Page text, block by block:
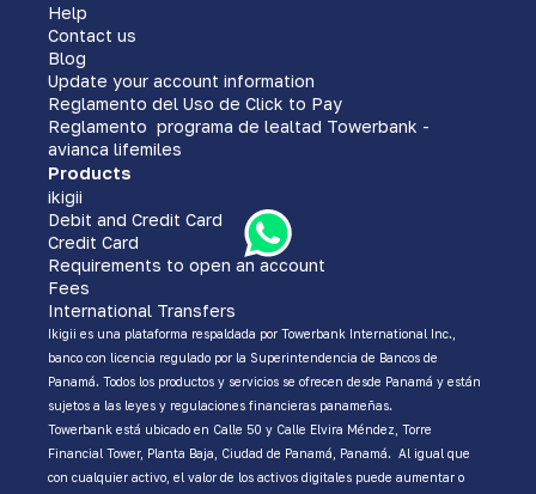
Help
Contact us
Blog
Update your account information
Reglamento del Uso de Click to Pay
Reglamento programa de lealtad Towerbank -
avianca lifemiles
Products
ikigii
Debit and Credit Card
Credit Card
Requirements to open an account
Fees
International Transfers
Ikigii es una plataforma respaldada por Towerbank International Inc.,
banco con licencia regulado por la Superintendencia de Bancos de
Panamá. Todos los productos y servicios se ofrecen desde Panamá y están
sujetos a las leyes y regulaciones financieras panameñas.
Towerbank está ubicado en Calle 50 y Calle Elvira Méndez, Torre
Financial Tower, Planta Baja, Ciudad de Panamá, Panamá. Al igual que
con cualquier activo, el valor de los activos digitales puede aumentar o